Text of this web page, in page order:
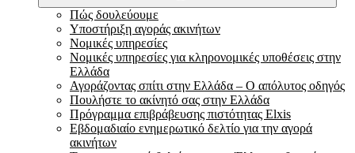
Πώς δουλεύουμε
Υποστήριξη αγοράς ακινήτων
Νομικές υπηρεσίες
Νομικές υπηρεσίες για κληρονομικές υποθέσεις στην
Ελλάδα
Αγοράζοντας σπίτι στην Ελλάδα – Ο απόλυτος οδηγός
Πουλήστε το ακίνητό σας στην Ελλάδα
Πρόγραμμα επιβράβευσης πιστότητας Elxis
Εβδομαδιαίο ενημερωτικό δελτίο για την αγορά
ακινήτων